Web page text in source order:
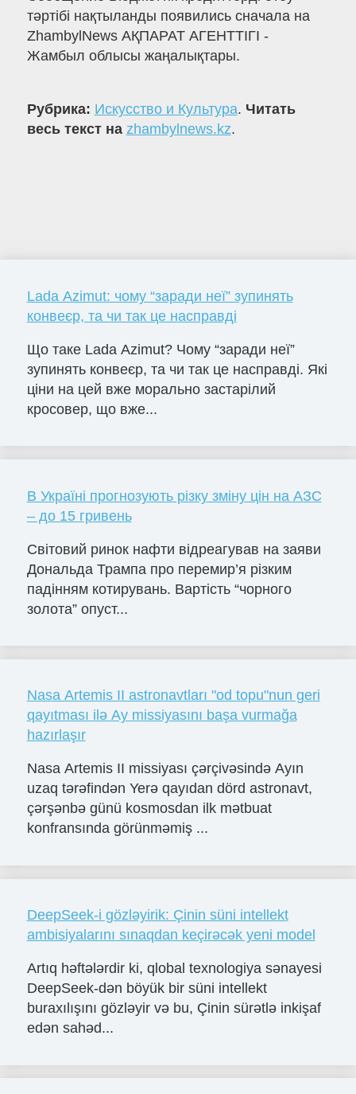
тәртібі нақтыланды появились сначала на
ZhambylNews АҚПАРАТ АГЕНТТІГІ -
Жамбыл облысы жаңалықтары.
Рубрика: Искусство и Культура. Читать
весь текст на zhambylnews.kz.
Lada Azimut: чому “заради неї” зупинять
конвеєр, та чи так це насправді
Що таке Lada Azimut? Чому “заради неї”
зупинять конвеєр, та чи так це насправді. Які
ціни на цей вже морально застарілий
кросовер, що вже...
В Україні прогнозують різку зміну цін на АЗС
– до 15 гривень
Світовий ринок нафти відреагував на заяви
Дональда Трампа про перемир’я різким
падінням котирувань. Вартість “чорного
золота” опуст...
Nasa Artemis II astronavtları "od topu"nun geri
qayıtması ilə Ay missiyasını başa vurmağa
hazırlaşır
Nasa Artemis II missiyası çərçivəsində Ayın
uzaq tərəfindən Yerə qayıdan dörd astronavt,
çərşənbə günü kosmosdan ilk mətbuat
konfransında görünməmiş ...
DeepSeek-i gözləyirik: Çinin süni intellekt
ambisiyalarını sınaqdan keçirəcək yeni model
Artıq həftələrdir ki, qlobal texnologiya sənayesi
DeepSeek-dən böyük bir süni intellekt
buraxılışını gözləyir və bu, Çinin sürətlə inkişaf
edən sahəd...